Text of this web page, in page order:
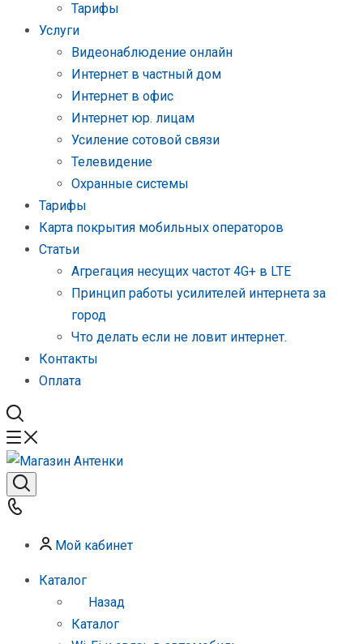
Тарифы
Услуги
Видеонаблюдение онлайн
Интернет в частный дом
Интернет в офис
Интернет юр. лицам
Усиление сотовой связи
Телевидение
Охранные системы
Тарифы
Карта покрытия мобильных операторов
Статьи
Агрегация несущих частот 4G+ в LTE
Принцип работы усилителей интернета за
город
Что делать если не ловит интернет.
Контакты
Оплата
Мой кабинет
Каталог
Назад
Каталог